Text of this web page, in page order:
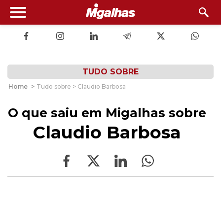
TUDO SOBRE
Home > Tudo sobre > Claudio Barbosa
O que saiu em Migalhas sobre
Claudio Barbosa